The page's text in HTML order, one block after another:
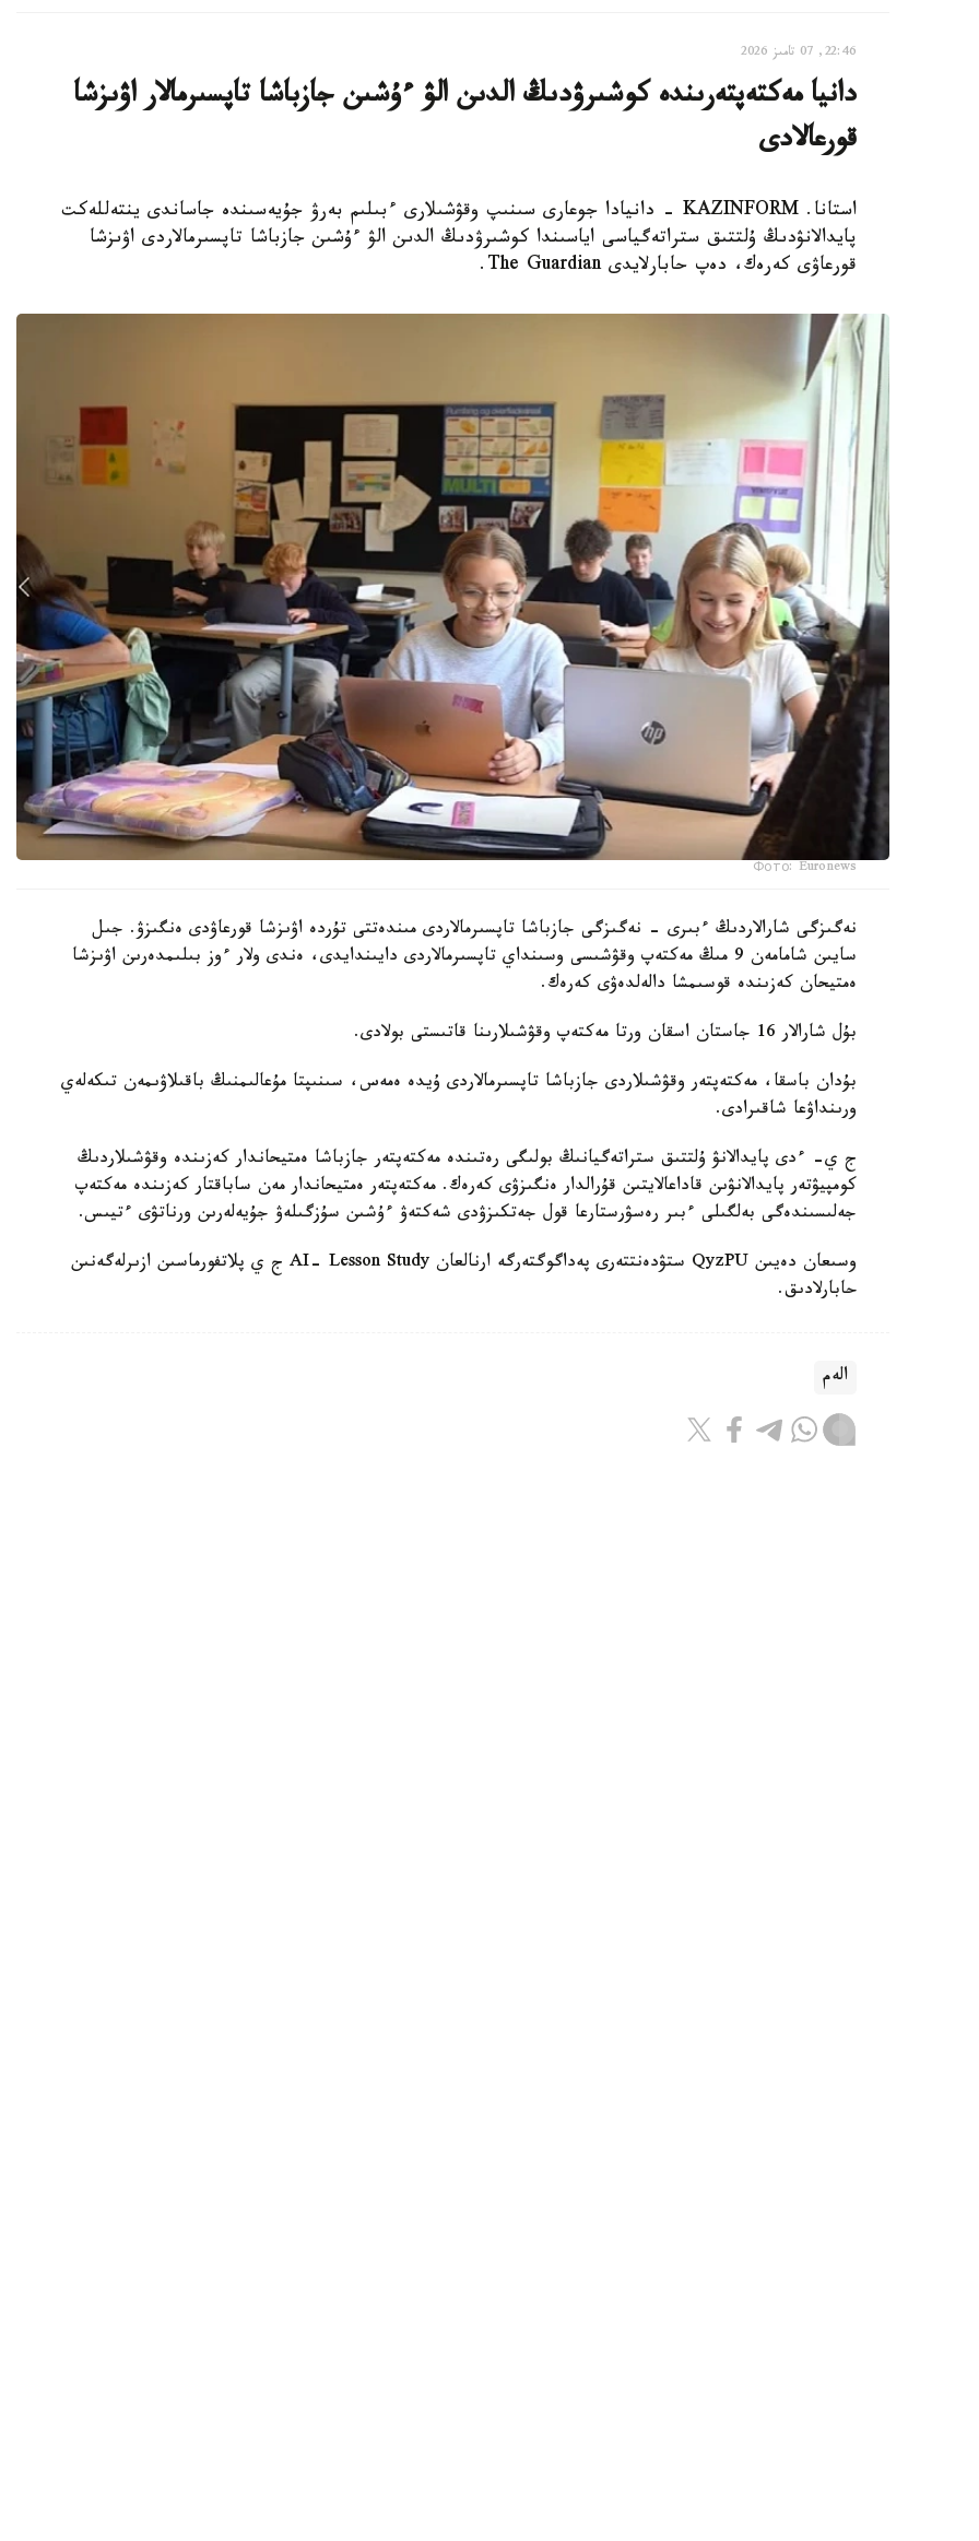
22:46, 07 تامىز 2026
دانيا مەكتەپتەرىندە كوشىرۋدىڭ الدىن الۋ ءۇشىن جازباشا تاپسىرمالار اۋىزشا
قورعالادى
استانا. KAZINFORM - دانيادا جوعارى سىنىپ وقۋشىلارى ءبىلىم بەرۋ جۇيەسىندە جاساندى ينتەللەكت
پايدالانۋدىڭ ۇلتتىق ستراتەگياسى اياسىندا كوشىرۋدىڭ الدىن الۋ ءۇشىن جازباشا تاپسىرمالاردى اۋىزشا
قورعاۋى كەرەك، دەپ حابارلايدى The Guardian.
Фото: Euronews
نەگىزگى شارالاردىڭ ءبىرى - نەگىزگى جازباشا تاپسىرمالاردى مىندەتتى تۇردە اۋىزشا قورعاۋدى ەنگىزۋ. جىل
سايىن شامامەن 9 مىڭ مەكتەپ وقۋشىسى وسىنداي تاپسىرمالاردى دايىندايدى، ەندى ولار ءوز بىلىمدەرىن اۋىزشا
ەمتيحان كەزىندە قوسىمشا دالەلدەۋى كەرەك.
بۇل شارالار 16 جاستان اسقان ورتا مەكتەپ وقۋشىلارىنا قاتىستى بولادى.
بۇدان باسقا، مەكتەپتەر وقۋشىلاردى جازباشا تاپسىرمالاردى ۇيدە ەمەس، سىنىپتا مۇعالىمنىڭ باقىلاۋىمەن تىكەلەي
ورىنداۋعا شاقىرادى.
ج ي- ءدى پايدالانۋ ۇلتتىق ستراتەگيانىڭ بولىگى رەتىندە مەكتەپتەر جازباشا ەمتيحاندار كەزىندە وقۋشىلاردىڭ
كومپيۋتەر پايدالانۋىن قاداعالايتىن قۇرالدار ەنگىزۋى كەرەك. مەكتەپتەر ەمتيحاندار مەن ساباقتار كەزىندە مەكتەپ
جەلىسىندەگى بەلگىلى ءبىر رەسۋرستارعا قول جەتكىزۋدى شەكتەۋ ءۇشىن سۇزگىلەۋ جۇيەلەرىن ورناتۋى ءتيىس.
وسىعان دەيىن QyzPU ستۋدەنتتەرى پەداگوگتەرگە ارنالعان AI- Lesson Study ج ي پلاتفورماسىن ازىرلەگەنىن
حابارلادىق.
الەم